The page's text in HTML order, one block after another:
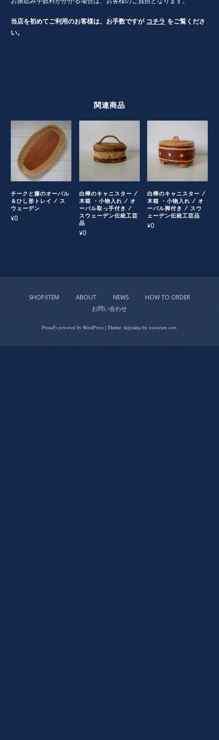
当店を初めてご利用のお客様は、お手数ですが コチラ をご覧くださ
い。
関連商品
チークと籐のオーバル
＆ひし形トレイ / ス
ウェーデン
¥0
白樺のキャニスター /
木箱 ・小物入れ / オ
ーバル取っ手付き /
スウェーデン伝統工芸
品
¥0
白樺のキャニスター /
木箱 ・小物入れ / オ
ーバル脚付き / スウ
ェーデン伝統工芸品
¥0
SHOP/ITEM ABOUT NEWS
HOW TO ORDER
お問い合わせ
Proudly powered by WordPress | Theme: fujiyama by wooseum.com.